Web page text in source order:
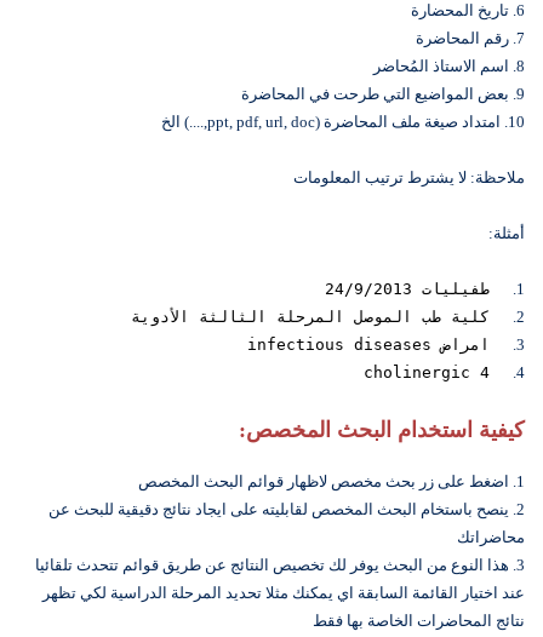
6. تاريخ المحضارة
7. رقم المحاضرة
8. اسم الاستاذ المُحاضر
9. بعض المواضيع التي طرحت في المحاضرة
10. امتداد صيغة ملف المحاضرة (ppt, pdf, url, doc,....) الخ
ملاحظة: لا يشترط ترتيب المعلومات
أمثلة:
1.
طفيليات 24/9/2013
2.
كلية طب الموصل المرحلة الثالثة الأدوية
3.
امراض infectious diseases
4.
كيفية استخدام البحث المخصص:
1. اضغط على زر بحث مخصص لاظهار قوائم البحث المخصص
2. ينصح باستخام البحث المخصص لقابليته على ايجاد نتائج دقيقية للبحث عن
محاضراتك
3. هذا النوع من البحث يوفر لك تخصيص النتائج عن طريق قوائم تتحدث تلقائيا
عند اختيار القائمة السابقة اي يمكنك مثلا تحديد المرحلة الدراسية لكي تظهر
نتائج المحاضرات الخاصة بها فقط